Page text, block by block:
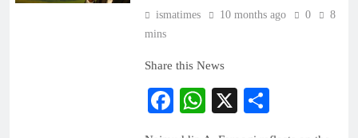
ismatimes 10 months ago 0
8
mins
Share this News
Facebook
WhatsApp
X